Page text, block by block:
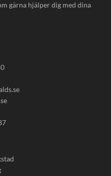
gärna hjälper dig med dina